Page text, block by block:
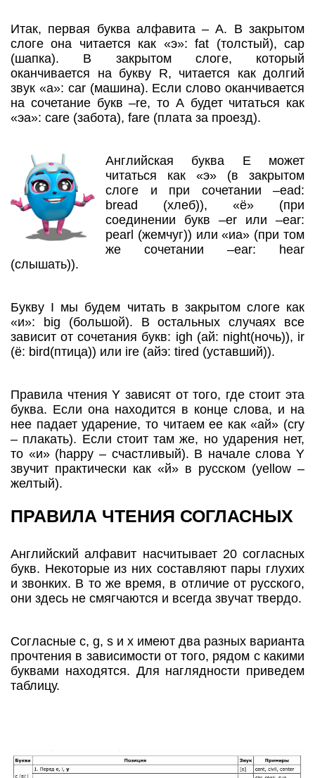
Итак, первая буква алфавита – А. В закрытом
слоге она читается как «э»: fat (толстый), cap
(шапка). В закрытом слоге, который
оканчивается на букву R, читается как долгий
звук «а»: car (машина). Если слово оканчивается
на сочетание букв –re, то А будет читаться как
«эа»: care (забота), fare (плата за проезд).
Английская буква Е может
читаться как «э» (в закрытом
слоге и при сочетании –ead:
bread (хлеб)), «ё» (при
соединении букв –er или –ear:
pearl (жемчуг)) или «иа» (при том
же сочетании –ear: hear
(слышать)).
Букву I мы будем читать в закрытом слоге как
«и»: big (большой). В остальных случаях все
зависит от сочетания букв: igh (ай: night(ночь)), ir
(ё: bird(птица)) или ire (айэ: tired (уставший)).
Правила чтения Y зависят от того, где стоит эта
буква. Если она находится в конце слова, и на
нее падает ударение, то читаем ее как «ай» (cry
– плакать). Если стоит там же, но ударения нет,
то «и» (happy – счастливый). В начале слова Y
звучит практически как «й» в русском (yellow –
желтый).
ПРАВИЛА ЧТЕНИЯ СОГЛАСНЫХ
Английский алфавит насчитывает 20 согласных
букв. Некоторые из них составляют пары глухих
и звонких. В то же время, в отличие от русского,
они здесь не смягчаются и всегда звучат твердо.
Согласные c, g, s и х имеют два разных варианта
прочтения в зависимости от того, рядом с какими
буквами находятся. Для наглядности приведем
таблицу.